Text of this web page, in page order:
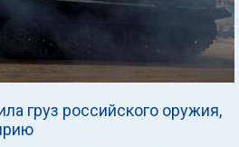
груз российского оружия,